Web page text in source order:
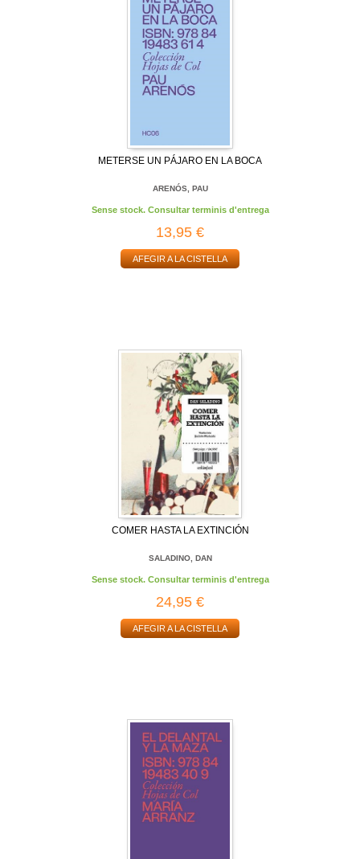
METERSE UN PÁJARO EN LA BOCA
ARENÓS, PAU
Sense stock. Consultar terminis d'entrega
13,95 €
AFEGIR A LA CISTELLA
COMER HASTA LA EXTINCIÓN
SALADINO, DAN
Sense stock. Consultar terminis d'entrega
24,95 €
AFEGIR A LA CISTELLA